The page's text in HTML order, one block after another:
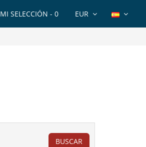
EUR
MI SELECCIÓN - 0
BUSCAR